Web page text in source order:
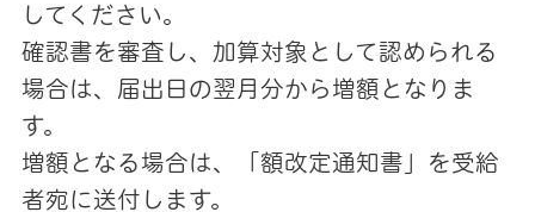
してください。
確認書を審査し、加算対象として認められる
場合は、届出日の翌月分から増額となりま
す。
増額となる場合は、「額改定通知書」を受給
者宛に送付します。